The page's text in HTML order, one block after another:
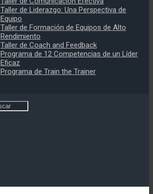
Taller de Liderazgo: Una Perspectiva de
Equipo
Taller de Formación de Equipos de Alto
Rendimiento
Taller de Coach and Feedback
Programa de 12 Competencias de un Líder
Eficaz
Programa de Train the Trainer